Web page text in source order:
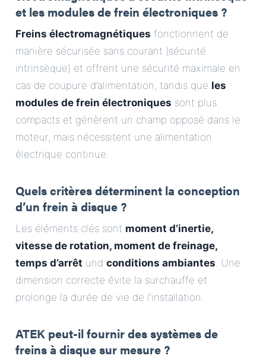
et les modules de frein électroniques ?
Freins électromagnétiques fonctionnent de
manière sécurisée sans courant (sécurité
intrinsèque) et offrent une sécurité maximale en
cas de coupure d’alimentation, tandis que les
modules de frein électroniques sont plus
compacts et génèrent un champ opposé dans le
moteur, mais nécessitent une alimentation
électrique continue.
Quels critères déterminent la conception
d’un frein à disque ?
Les éléments clés sont moment d’inertie,
vitesse de rotation, moment de freinage,
temps d’arrêt und conditions ambiantes. Une
dimension correcte évite la surchauffe et
prolonge la durée de vie de l’installation.
ATEK peut-il fournir des systèmes de
freins à disque sur mesure ?